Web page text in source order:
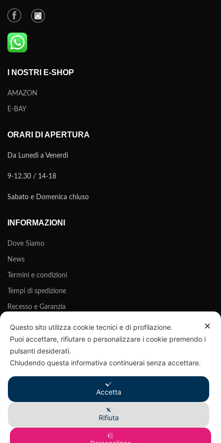
I NOSTRI E-SHOP
AMAZON
E-BAY
ORARI DI APERTURA
Da Lunedì a Venerdì
9-12.30 / 14-18
Sabato e Domenica chiuso
INFORMAZIONI
Dove Siamo
News
Termini e condizioni
Tempi di spedizione
Recesso e Garanzia
Privacy Policy
Cookie Policy
È UN MARCHIO REGISTRATO DI B280 SRLS - P.IVA 03916220985
✕
Questo sito utilizza cookie tecnici e di profilazione.
Puoi accettare, rifiutare o personalizzare i cookie premendo i
pulsanti desiderati.
Chiudendo questa informativa continuerai senza accettare.
Accetta
Rifiuta
Recedere dal contratto qui